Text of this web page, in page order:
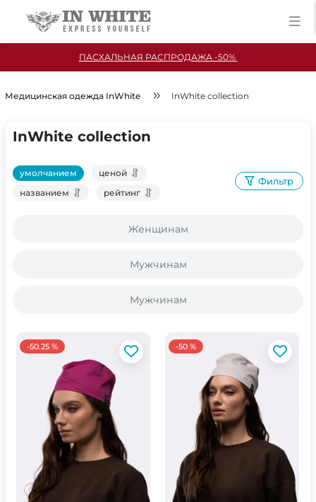
ПАСХАЛЬНАЯ РАСПРОДАЖА -50%
Медицинская одежда InWhite InWhite collection
InWhite collection
умолчанием
ценой
названием
рейтинг
Фильтр
Женщинам
Мужчинам
Мужчинам
-50.25 % -50 %